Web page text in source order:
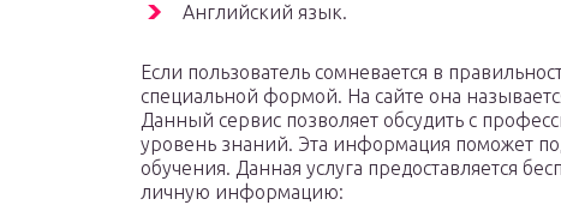
Английский язык.
Если пользователь сомневается в
специальной формой. На сайте она
Данный сервис позволяет обсудить с
уровень знаний. Эта информация поможет
обучения. Данная услуга предоставляется
личную информацию: